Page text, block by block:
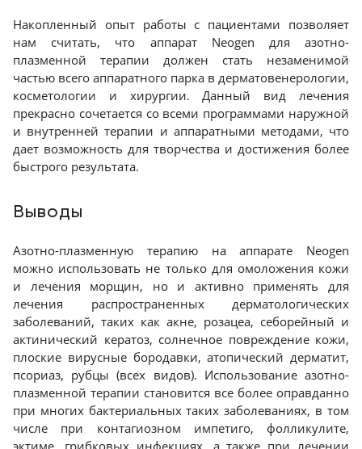
Накопленный опыт работы с пациентами позволяет
нам считать, что аппарат Neogen для азотно-
плазменной терапии должен стать незаменимой
частью всего аппаратного парка в дерматовенерологии,
косметологии и хирургии. Данный вид лечения
прекрасно сочетается со всеми программами наружной
и внутренней терапии и аппаратными методами, что
дает возможность для творчества и достижения более
быстрого результата.
Выводы
Азотно-плазменную терапию на аппарате Neogen
можно использовать не только для омоложения кожи
и лечения морщин, но и активно применять для
лечения распространенных дерматологических
заболеваний, таких как акне, розацеа, себорейный и
актинический кератоз, солнечное повреждение кожи,
плоские вирусные бородавки, атопический дерматит,
псориаз, рубцы (всех видов). Использование азотно-
плазменной терапии становится все более оправданно
при многих бактериальных таких заболеваниях, в том
числе при контагиозном импетиго, фолликулите,